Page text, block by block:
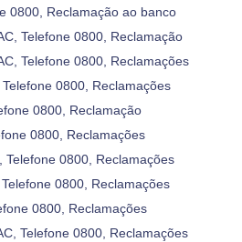
0800, Reclamação ao banco
Telefone 0800, Reclamação
Telefone 0800, Reclamações
0800, Reclamações
0800, Reclamação
0800, Reclamações
Telefone 0800, Reclamações
0800, Reclamações
0800, Reclamações
Telefone 0800, Reclamações